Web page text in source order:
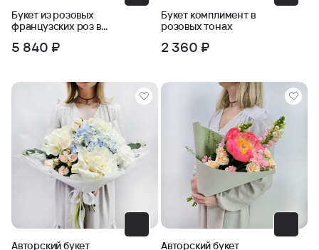
Букет из розовых
французских роз в
5 840 ₽
Букет комплимент в
розовых тонах
2 360 ₽
Авторский букет Авторский букет